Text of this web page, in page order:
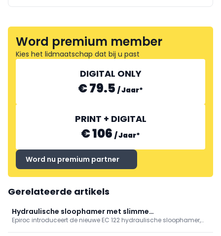
Word premium member
Kies het lidmaatschap dat bij u past
DIGITAL ONLY
€ 79.5 /Jaar*
PRINT + DIGITAL
€ 106 /Jaar*
Word nu premium partner
Gerelateerde artikels
Hydraulische sloophamer met slimme
onderhoudsfuncties
Epiroc introduceert de nieuwe EC 122 hydraulische sloophamer,